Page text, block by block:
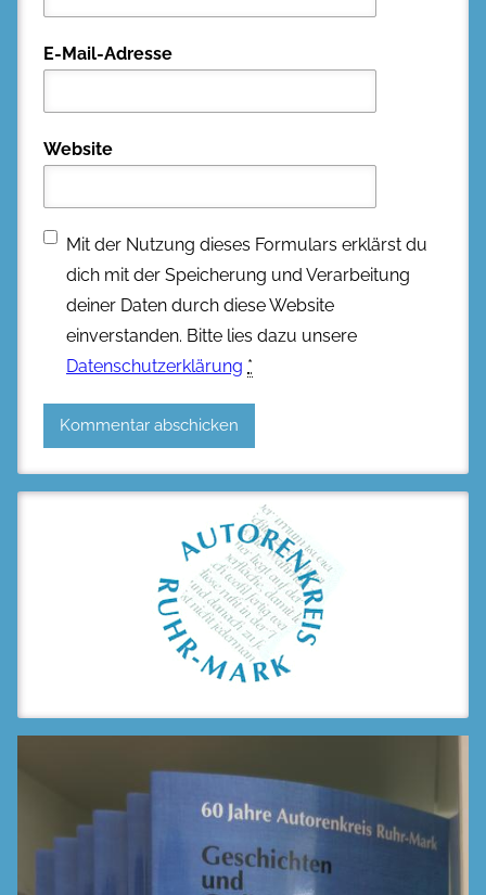
E-Mail-Adresse
Website
Mit der Nutzung dieses Formulars erklärst du
dich mit der Speicherung und Verarbeitung
deiner Daten durch diese Website
einverstanden. Bitte lies dazu unsere
Datenschutzerklärung *